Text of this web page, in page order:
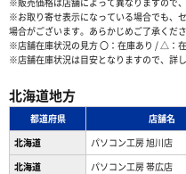
※お取り寄せ表示になっている場合でも、
場合がございます。あらかじめご了承くださ
※店舗在庫状況の見方 〇：在庫あり / △：
※店舗在庫状況は目安となりますので、詳
北海道地方
都道府県 店舗名
北海道
パソコン工房 旭川店
北海道
パソコン工房 帯広店